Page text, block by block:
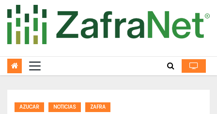
to
content
AZUCAR NOTICIAS ZAFRA